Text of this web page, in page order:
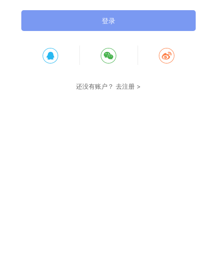
登录
还没有账户？ 去注册 >